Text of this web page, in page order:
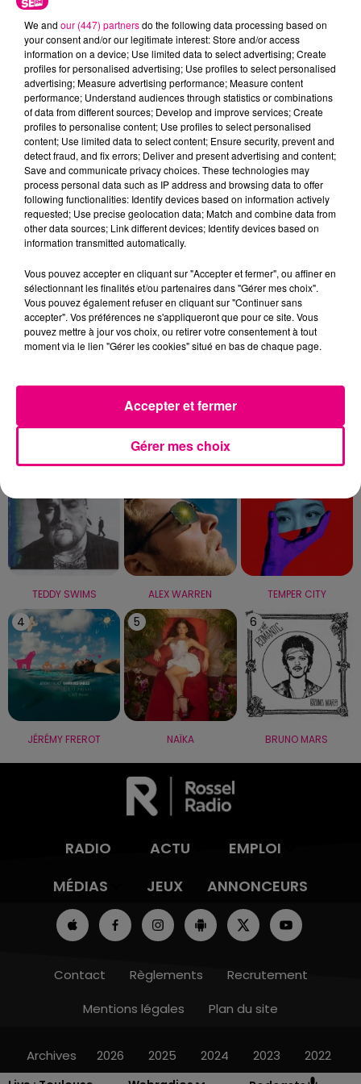
Cancer Lion Vierge
Balance Scorpion
Capricorne Verseau Poissons
LE TOP
TEDDY SWIMS ALEX WARREN TEMPER CITY
4
JÉRÉMY FREROT
5
NAÏKA
6
BRUNO MARS
RADIO ACTU
EMPLOI
MÉDIAS
JEUX ANNONCEURS
Contact Règlements
Recrutement
Mentions légales
Plan du site
Archives 2026 2025 2024 2023 2022
We and our (447) partnersdo the following data processing based on
your consent and/or our legitimate interest: Store and/or access
information on a device; Use limited data to select advertising; Create
profiles for personalised advertising; Use profiles to select personalised
advertising; Measure advertising performance; Measure content
performance; Understand audiences through statistics or combinations
of data from different sources; Develop and improve services; Create
profiles to personalise content; Use profiles to select personalised
content; Use limited data to select content; Ensure security, prevent and
detect fraud, and fix errors; Deliver and present advertising and content;
Save and communicate privacy choices. These technologies may
process personal data such as IP address and browsing data to offer
following functionalities: Identify devices based on information actively
requested; Use precise geolocation data; Match and combine data from
other data sources; Link different devices; Identify devices based on
information transmitted automatically.
Vous pouvez accepter en cliquant sur "Accepter et fermer", ou affiner en
sélectionnant les finalités et/ou partenaires dans "Gérer mes choix".
Vous pouvez également refuser en cliquant sur "Continuer sans
accepter". Vos préférences ne s'appliqueront que pour ce site. Vous
pouvez mettre à jour vos choix, ou retirer votre consentement à tout
moment via le lien "Gérer les cookies" situé en bas de chaque page.
Gérer mes choix
Accepter et fermer